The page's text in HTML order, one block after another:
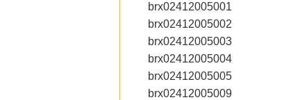
brx02412005001
brx02412005002
brx02412005003
brx02412005004
brx02412005005
brx02412005009